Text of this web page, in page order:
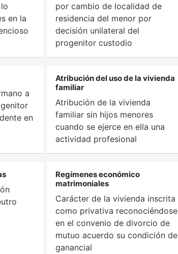
en la
por cambio de localidad de
residencia del menor por
decisión unilateral del
progenitor custodio
a
en
Atribución del uso de la vivienda
familiar
Atribución de la vivienda
familiar sin hijos menores
cuando se ejerce en ella una
actividad profesional
Regímenes económico
matrimoniales
Carácter de la vivienda inscrita
como privativa reconociéndose
en el convenio de divorcio de
mutuo acuerdo su condición de
ganancial